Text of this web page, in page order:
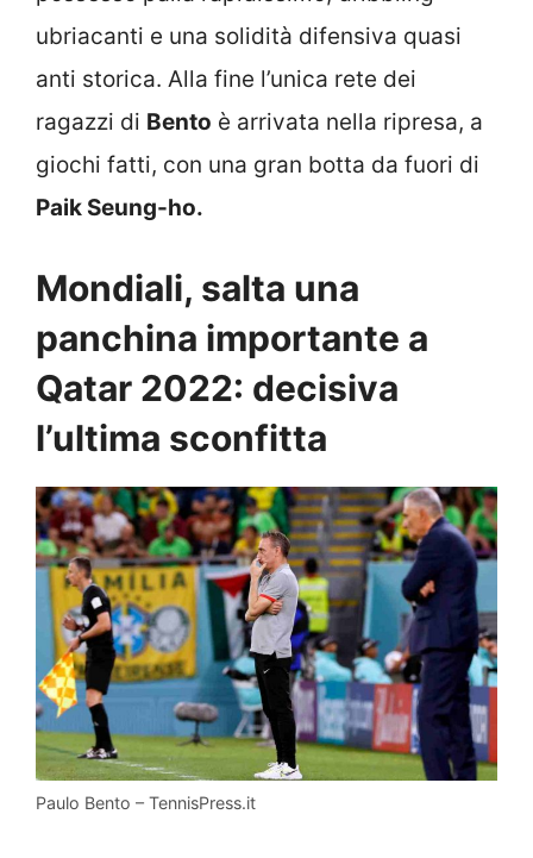
ubriacanti e una solidità difensiva quasi
anti storica. Alla fine l’unica rete dei
ragazzi di Bento è arrivata nella ripresa, a
giochi fatti, con una gran botta da fuori di
Paik Seung-ho.
Mondiali, salta una
panchina importante a
Qatar 2022: decisiva
l’ultima sconfitta
Paulo Bento – TennisPress.it